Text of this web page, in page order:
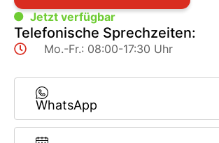
WhatsApp
Jetzt verfügbar
Telefonische Sprechzeiten:
Mo.-Fr.: 08:00-17:30 Uhr